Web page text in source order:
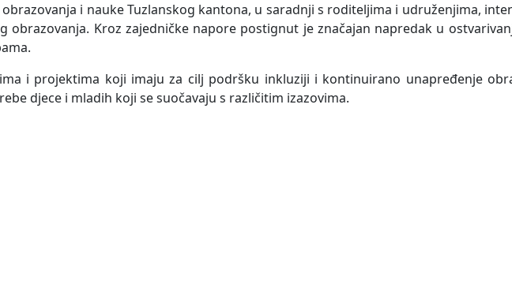
i nauke Tuzlanskog kantona, u saradnji s roditeljima i udruženjima,
obrazovanja. Kroz zajedničke napore postignut je značajan napredak u
i projektima koji imaju za cilj podršku inkluziji i kontinuirano unapređenje
djece i mladih koji se suočavaju s različitim izazovima.